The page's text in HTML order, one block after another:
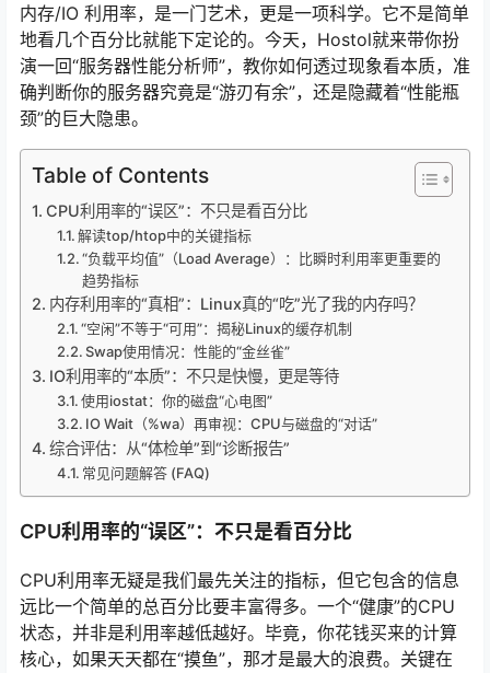
内存/IO 利用率，是一门艺术，更是一项科学。它不是简单
地看几个百分比就能下定论的。今天，Hostol就来带你扮
演一回“服务器性能分析师”，教你如何透过现象看本质，准
确判断你的服务器究竟是“游刃有余”，还是隐藏着“性能瓶
颈”的巨大隐患。
Table of Contents
CPU利用率的“误区”：不只是看百分比
解读top/htop中的关键指标
“负载平均值”（Load Average）：比瞬时利用率更重要的
趋势指标
内存利用率的“真相”：Linux真的“吃”光了我的内存吗？
“空闲”不等于“可用”：揭秘Linux的缓存机制
Swap使用情况：性能的“金丝雀”
IO利用率的“本质”：不只是快慢，更是等待
使用iostat：你的磁盘“心电图”
IO Wait（%wa）再审视：CPU与磁盘的“对话”
综合评估：从“体检单”到“诊断报告”
常见问题解答 (FAQ)
CPU利用率的“误区”：不只是看百分比
CPU利用率无疑是我们最先关注的指标，但它包含的信息
远比一个简单的总百分比要丰富得多。一个“健康”的CPU
状态，并非是利用率越低越好。毕竟，你花钱买来的计算
核心，如果天天都在“摸鱼”，那才是最大的浪费。关键在